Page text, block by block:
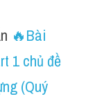
🔥Bài
1 chủ đề
(Quý